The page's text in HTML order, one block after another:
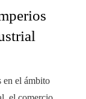
en el ámbito